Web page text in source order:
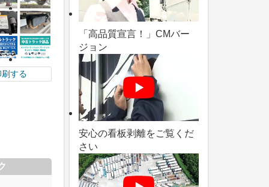
刷する
「高品質宣言！」CMバー
ジョン
安心の看板剥離をご覧くだ
さい